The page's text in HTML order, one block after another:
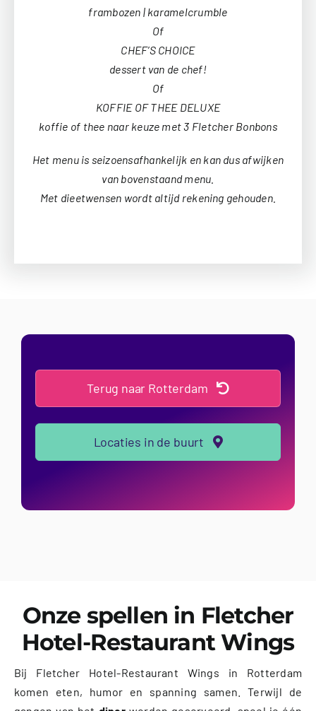
frambozen | karamelcrumble
Of
CHEF’S CHOICE
dessert van de chef!
Of
KOFFIE OF THEE DELUXE
koffie of thee naar keuze met 3 Fletcher Bonbons
Het menu is seizoensafhankelijk en kan dus afwijken
van bovenstaand menu.
Met dieetwensen wordt altijd rekening gehouden.
Terug naar Rotterdam
Locaties in de buurt
Onze spellen in Fletcher
Hotel-Restaurant Wings
Bij Fletcher Hotel-Restaurant Wings in Rotterdam
komen eten, humor en spanning samen. Terwijl de